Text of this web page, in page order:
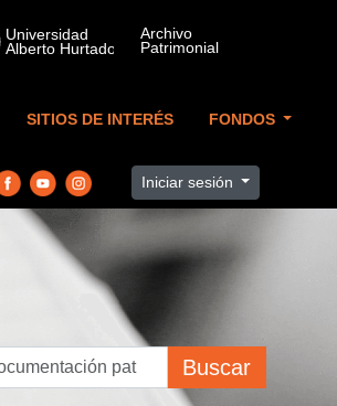
SITIOS DE INTERÉS FONDOS
Iniciar sesión
Buscar